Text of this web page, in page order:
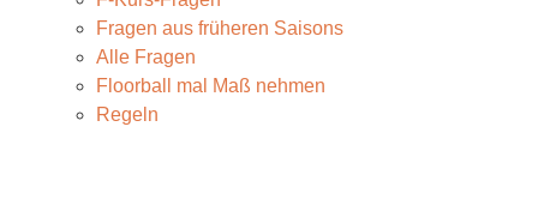
Fragen aus früheren Saisons
Alle Fragen
Floorball mal Maß nehmen
Regeln